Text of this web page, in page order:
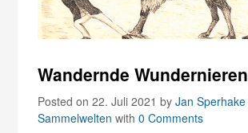
Wandernde Wundernieren
Posted on 22. Juli 2021byJan Sperhake
Sammelwelten with0 Comments